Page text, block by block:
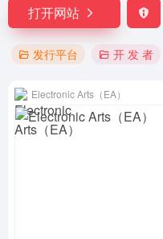
打开网站
发行平台 开 发 者
Electronic Arts（EA）